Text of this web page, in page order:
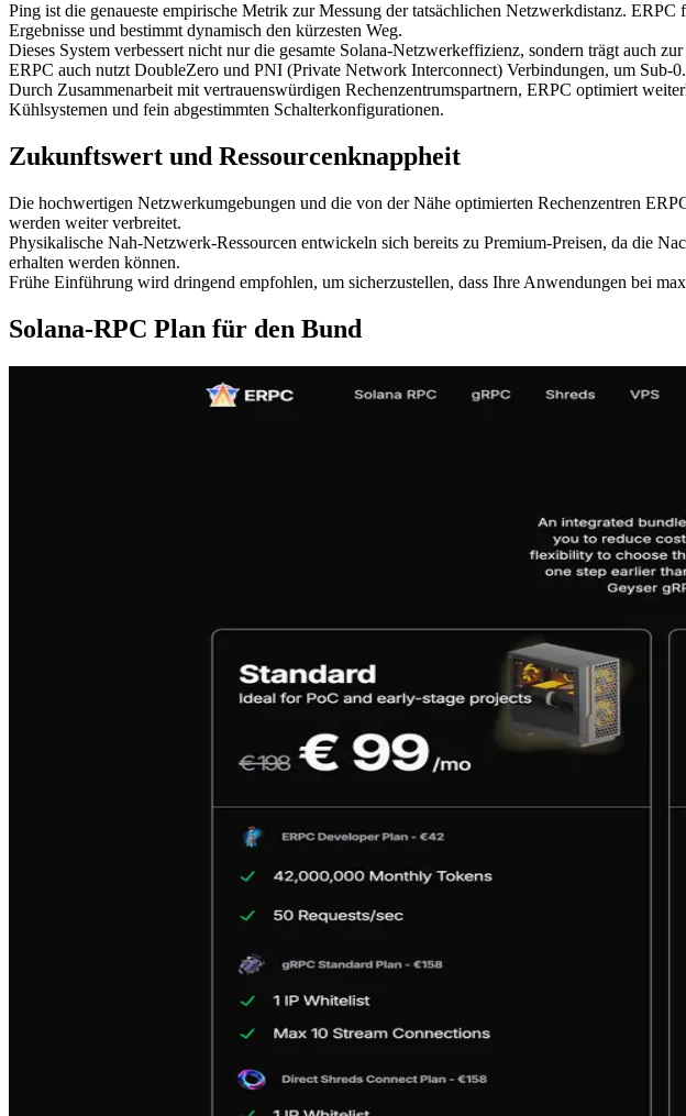
Ping ist die genaueste empirische Metrik zur Messung der tatsächlichen Netzwerkdistanz.
Ergebnisse und bestimmt dynamisch den kürzesten Weg.
Dieses System verbessert nicht nur die gesamte Solana-Netzwerkeffizienz, sondern trägt auch
ERPC auch nutzt DoubleZero und PNI (Private Network Interconnect) Verbindungen, um
Durch Zusammenarbeit mit vertrauenswürdigen Rechenzentrumspartnern, ERPC optimiert
Kühlsystemen und fein abgestimmten Schalterkonfigurationen.
Zukunftswert und Ressourcenknappheit
Die hochwertigen Netzwerkumgebungen und die von der Nähe optimierten Rechenzentren
werden weiter verbreitet.
Physikalische Nah-Netzwerk-Ressourcen entwickeln sich bereits zu Premium-Preisen, da die
erhalten werden können.
Frühe Einführung wird dringend empfohlen, um sicherzustellen, dass Ihre Anwendungen bei
Solana-RPC Plan für den Bund